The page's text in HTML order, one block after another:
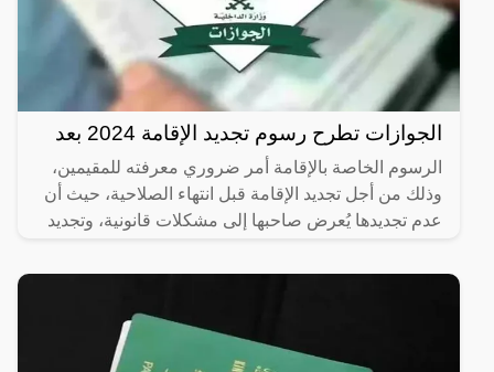
الجوازات تطرح رسوم تجديد الإقامة 2024 بعد
الرسوم الخاصة بالإقامة أمر ضروري معرفته للمقيمين،
وذلك من أجل تجديد الإقامة قبل انتهاء الصلاحية، حيث أن
عدم تجديدها يُعرض صاحبها إلى مشكلات قانونية، وتجديد